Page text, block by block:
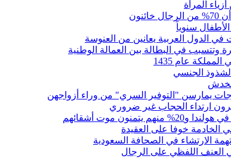
المرأة
في الدول العربية يعانين من العنوسة
الجنسي
موت أشقائهم
الارتشاء في الصحافة السعودية
العنف اللفظي على الرجال